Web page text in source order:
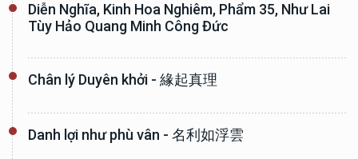
Diễn Nghĩa, Kinh Hoa Nghiêm, Phẩm 35, Như Lai
Tùy Hảo Quang Minh Công Đức
Chân lý Duyên khởi - 緣起真理
Danh lợi như phù vân - 名利如浮雲